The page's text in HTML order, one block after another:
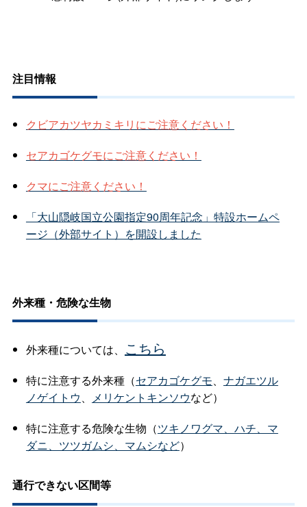
注目情報
クビアカツヤカミキリにご注意ください！
セアカゴケグモにご注意ください！
クマにご注意ください！
「大山隠岐国立公園指定90周年記念」特設ホームペ
ージ（外部サイト）を開設しました
外来種・危険な生物
外来種については、 こちら
特に注意する外来種（セアカゴケグモ、 ナガエツル
ノゲイトウ、 メリケントキンソウなど）
特に注意する危険な生物（ツキノワグマ、ハチ、マ
ダニ、ツツガムシ、マムシなど）
通行できない区間等